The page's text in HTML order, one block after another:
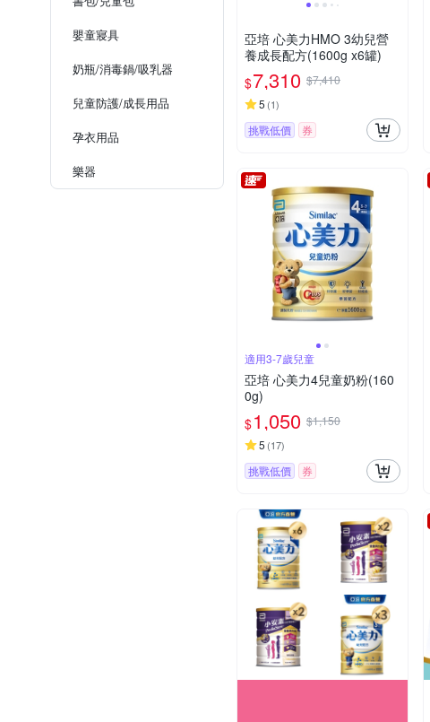
嬰童寢具
奶瓶/消毒鍋/吸乳器
兒童防護/成長用品
孕衣用品
樂器
亞培 心美力HMO 3幼兒營
養成長配方(1600g x6罐)
$7,310 $7,410
5 (1)
挑戰低價 券
適用3-7歲兒童
亞培 心美力4兒童奶粉(160
0g)
$1,050 $1,150
5 (17)
挑戰低價 券